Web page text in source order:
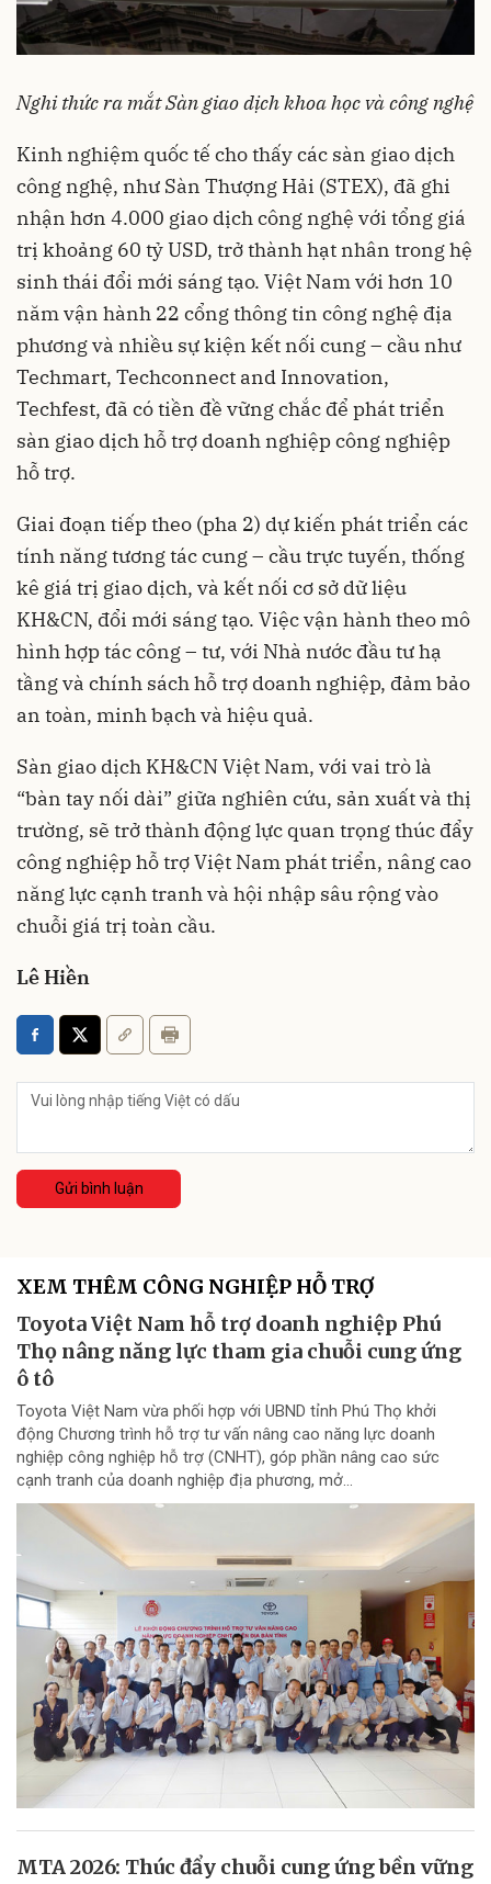
Nghi thức ra mắt Sàn giao dịch khoa học và công nghệ
Kinh nghiệm quốc tế cho thấy các sàn giao dịch
công nghệ, như Sàn Thượng Hải (STEX), đã ghi
nhận hơn 4.000 giao dịch công nghệ với tổng giá
trị khoảng 60 tỷ USD, trở thành hạt nhân trong hệ
sinh thái đổi mới sáng tạo. Việt Nam với hơn 10
năm vận hành 22 cổng thông tin công nghệ địa
phương và nhiều sự kiện kết nối cung – cầu như
Techmart, Techconnect and Innovation,
Techfest, đã có tiền đề vững chắc để phát triển
sàn giao dịch hỗ trợ doanh nghiệp công nghiệp
hỗ trợ.
Giai đoạn tiếp theo (pha 2) dự kiến phát triển các
tính năng tương tác cung – cầu trực tuyến, thống
kê giá trị giao dịch, và kết nối cơ sở dữ liệu
KH&CN, đổi mới sáng tạo. Việc vận hành theo mô
hình hợp tác công – tư, với Nhà nước đầu tư hạ
tầng và chính sách hỗ trợ doanh nghiệp, đảm bảo
an toàn, minh bạch và hiệu quả.
Sàn giao dịch KH&CN Việt Nam, với vai trò là
“bàn tay nối dài” giữa nghiên cứu, sản xuất và thị
trường, sẽ trở thành động lực quan trọng thúc đẩy
công nghiệp hỗ trợ Việt Nam phát triển, nâng cao
năng lực cạnh tranh và hội nhập sâu rộng vào
chuỗi giá trị toàn cầu.
Lê Hiền
Gửi bình luận
XEM THÊM CÔNG NGHIỆP HỖ TRỢ
Toyota Việt Nam hỗ trợ doanh nghiệp Phú
Thọ nâng năng lực tham gia chuỗi cung ứng
ô tô
Toyota Việt Nam vừa phối hợp với UBND tỉnh Phú Thọ khởi
động Chương trình hỗ trợ tư vấn nâng cao năng lực doanh
nghiệp công nghiệp hỗ trợ (CNHT), góp phần nâng cao sức
cạnh tranh của doanh nghiệp địa phương, mở...
MTA 2026: Thúc đẩy chuỗi cung ứng bền vững